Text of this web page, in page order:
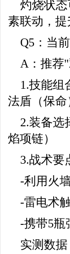
灼烧状
素联动，提
Q5：当
A：推荐
1.技能组
法盾（保命
2.装备选
焰项链）
3.战术要
-利用火
-雷电术
-携带5瓶
实测数